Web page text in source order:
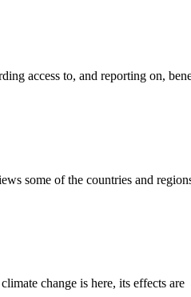
access to, and reporting on,
some of the countries and
change is here, its effects are